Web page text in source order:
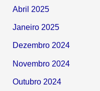
Abril 2025
Janeiro 2025
Dezembro 2024
Novembro 2024
Outubro 2024